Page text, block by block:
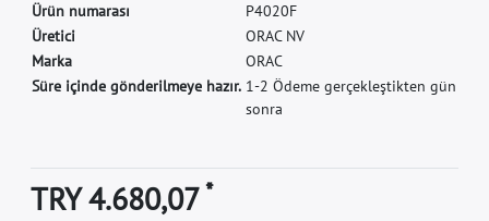
Ürün numarası P4020F
Üretici ORAC NV
Marka ORAC
Süre içinde gönderilmeye hazır. 1-2 Ödeme gerçekleştikten gün
sonra
TRY 4.680,07*